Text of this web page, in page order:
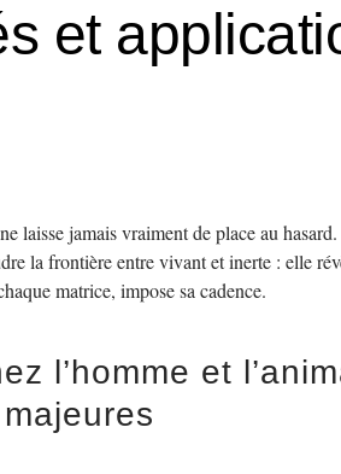
et
laisse jamais vraiment de place au
la frontière entre vivant et inerte : elle
matrice, impose sa cadence.
l’homme et